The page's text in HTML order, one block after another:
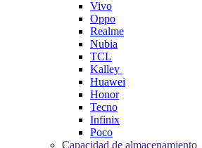
Vivo
Oppo
Realme
Nubia
TCL
Kalley
Huawei
Honor
Tecno
Infinix
Poco
Capacidad de almacenamiento